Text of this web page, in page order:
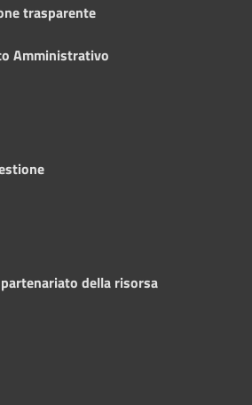
trasparente
Amministrativo
della risorsa